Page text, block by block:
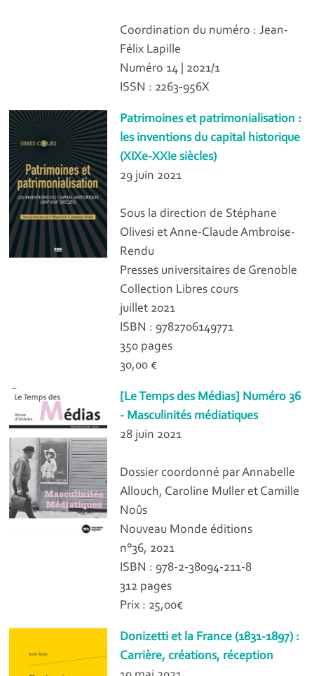
Coordination du numéro : Jean-
Félix Lapille
Numéro 14 | 2021/1
ISSN : 2263-956X
Patrimoines et patrimonialisation :
les inventions du capital historique
(XIXe‑XXIe siècles)
29 juin 2021
Sous la direction de Stéphane
Olivesi et Anne-Claude Ambroise-
Rendu
Presses universitaires de Grenoble
Collection Libres cours
juillet 2021
ISBN : 9782706149771
350 pages
30,00 €
[Le Temps des Médias] Numéro 36
- Masculinités médiatiques
28 juin 2021
Dossier coordonné par Annabelle
Allouch, Caroline Muller et Camille
Noûs
Nouveau Monde éditions
n°36, 2021
ISBN : 978-2-38094-211-8
312 pages
Prix : 25,00€
Donizetti et la France (1831-1897) :
Carrière, créations, réception